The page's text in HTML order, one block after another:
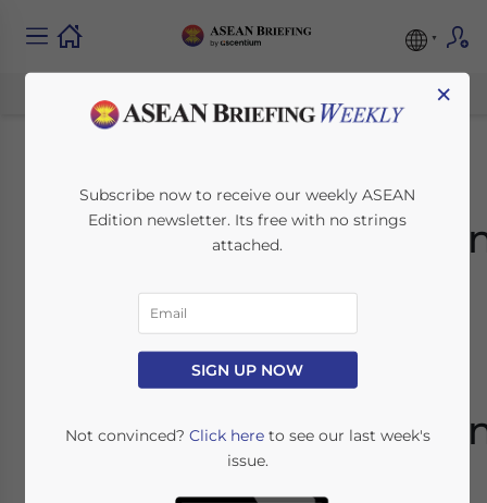
Das
zwischen China und
Kambodscha soll das
erste bilaterale
Kambodschas
×
Subscribe now to receive our weekly ASEAN
Edition newsletter. Its free with no strings
attached.
SIGN UP NOW
Not convinced? Click hereto see our last week's
issue.